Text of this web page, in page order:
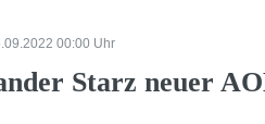
00:00 Uhr
Starz neuer